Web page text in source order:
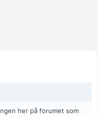
her på forumet som